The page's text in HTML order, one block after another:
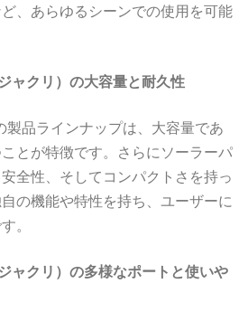
、あらゆるシーンでの使用を可能
ャクリ）の大容量と耐久性
製品ラインナップは、大容量であ
とが特徴です。さらにソーラーパ
全性、そしてコンパクトさを持っ
の機能や特性を持ち、ユーザーに
。
ャクリ）の多様なポートと使いや